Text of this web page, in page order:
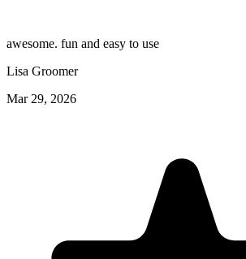
awesome. fun and easy to use
Lisa Groomer
Mar 29, 2026